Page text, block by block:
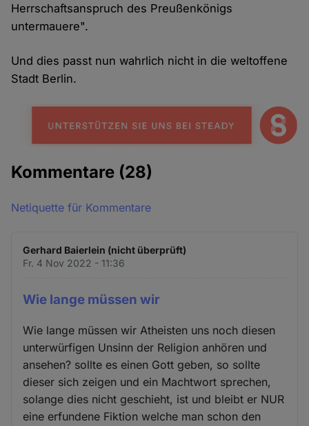
Herrschaftsanspruch des Preußenkönigs
untermauere".
Und dies passt nun wahrlich nicht in die weltoffene
Stadt Berlin.
Kommentare (28)
Netiquette für Kommentare
Gerhard Baierlein (nicht überprüft)
Fr. 4 Nov 2022 - 11:36
Wie lange müssen wir
Wie lange müssen wir Atheisten uns noch diesen
unterwürfigen Unsinn der Religion anhören und
ansehen? sollte es einen Gott geben, so sollte
dieser sich zeigen und ein Machtwort sprechen,
solange dies nicht geschieht, ist und bleibt er NUR
eine erfundene Fiktion welche man schon den